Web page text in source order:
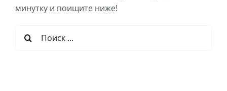
минутку и поищите ниже!
Результат
поиска: